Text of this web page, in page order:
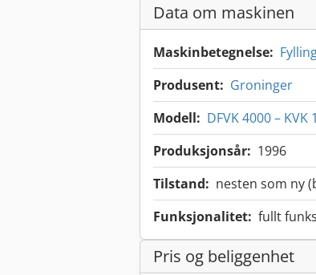
Data om maskinen
Maskinbetegnelse:
Produsent: Groninger
Modell: DFVK 4000 – KVK
Produksjonsår: 1996
Tilstand: nesten som ny
Funksjonalitet: fullt
Pris og beliggenhet